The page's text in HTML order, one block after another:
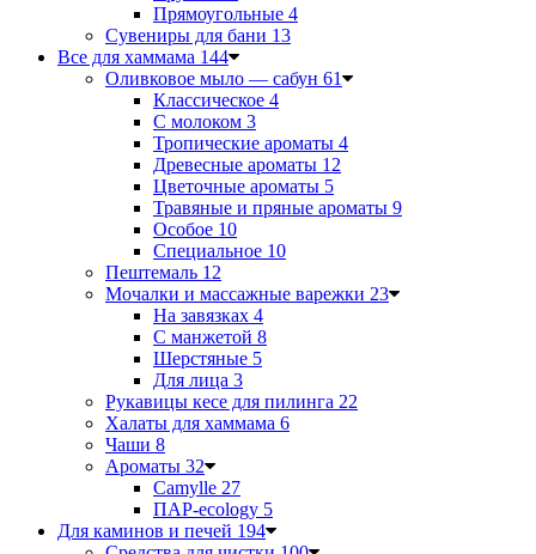
Прямоугольные 4
Сувениры для бани 13
Все для хаммама 144
Оливковое мыло — сабун 61
Классическое 4
С молоком 3
Тропические ароматы 4
Древесные ароматы 12
Цветочные ароматы 5
Травяные и пряные ароматы 9
Особое 10
Специальное 10
Пештемаль 12
Мочалки и массажные варежки 23
На завязках 4
С манжетой 8
Шерстяные 5
Для лица 3
Рукавицы кесе для пилинга 22
Халаты для хаммама 6
Чаши 8
Ароматы 32
Camylle 27
ПАР-ecology 5
Для каминов и печей 194